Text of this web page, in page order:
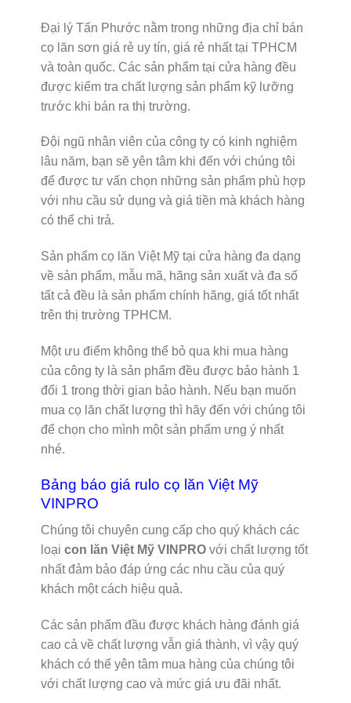
Đại lý Tấn Phước nằm trong những địa chỉ bán
cọ lăn sơn giá rẻ uy tín, giá rẻ nhất tại TPHCM
và toàn quốc. Các sản phẩm tại cửa hàng đều
được kiểm tra chất lượng sản phẩm kỹ lưỡng
trước khi bán ra thị trường.
Đội ngũ nhân viên của công ty có kinh nghiệm
lâu năm, bạn sẽ yên tâm khi đến với chúng tôi
để được tư vấn chọn những sản phẩm phù hợp
với nhu cầu sử dụng và giá tiền mà khách hàng
có thể chi trả.
Sản phẩm cọ lăn Việt Mỹ tại cửa hàng đa dạng
về sản phẩm, mẫu mã, hãng sản xuất và đa số
tất cả đều là sản phẩm chính hãng, giá tốt nhất
trên thị trường TPHCM.
Một ưu điểm không thể bỏ qua khi mua hàng
của công ty là sản phẩm đều được bảo hành 1
đổi 1 trong thời gian bảo hành. Nếu bạn muốn
mua cọ lăn chất lượng thì hãy đến với chúng tôi
để chọn cho mình một sản phẩm ưng ý nhất
nhé.
Bảng báo giá rulo cọ lăn Việt Mỹ
VINPRO
Chúng tôi chuyên cung cấp cho quý khách các
loại con lăn Việt Mỹ VINPROvới chất lượng tốt
nhất đảm bảo đáp ứng các nhu cầu của quý
khách một cách hiệu quả.
Các sản phẩm đầu được khách hàng đánh giá
cao cả về chất lượng vẫn giá thành, vì vậy quý
khách có thể yên tâm mua hàng của chúng tôi
với chất lượng cao và mức giá ưu đãi nhất.